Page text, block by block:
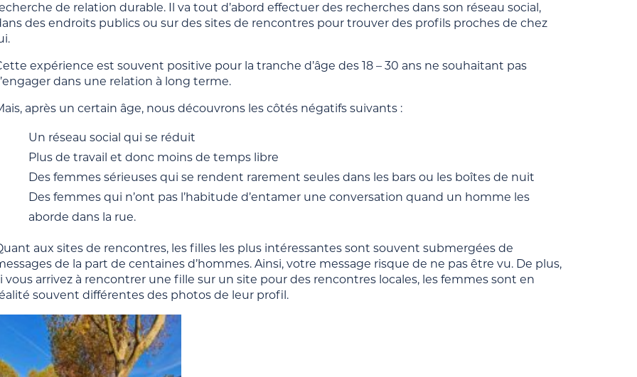
de relation durable. Il va tout d’abord effectuer des recherches dans son réseau social,
des endroits publics ou sur des sites de rencontres pour trouver des profils proches de chez
expérience est souvent positive pour la tranche d’âge des 18 – 30 ans ne souhaitant pas
dans une relation à long terme.
après un certain âge, nous découvrons les côtés négatifs suivants :
Un réseau social qui se réduit
Plus de travail et donc moins de temps libre
Des femmes sérieuses qui se rendent rarement seules dans les bars ou les boîtes de nuit
Des femmes qui n’ont pas l’habitude d’entamer une conversation quand un homme les
aborde dans la rue.
aux sites de rencontres, les filles les plus intéressantes sont souvent submergées de
de la part de centaines d’hommes. Ainsi, votre message risque de ne pas être vu. De plus,
vous arrivez à rencontrer une fille sur un site pour des rencontres locales, les femmes sont en
souvent différentes des photos de leur profil.